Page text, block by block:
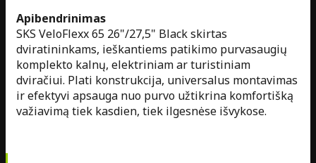
Apibendrinimas
SKS VeloFlexx 65 26"/27,5" Black skirtas
dviratininkams, ieškantiems patikimo purvasaugių
komplekto kalnų, elektriniam ar turistiniam
dviračiui. Plati konstrukcija, universalus montavimas
ir efektyvi apsauga nuo purvo užtikrina komfortišką
važiavimą tiek kasdien, tiek ilgesnėse išvykose.